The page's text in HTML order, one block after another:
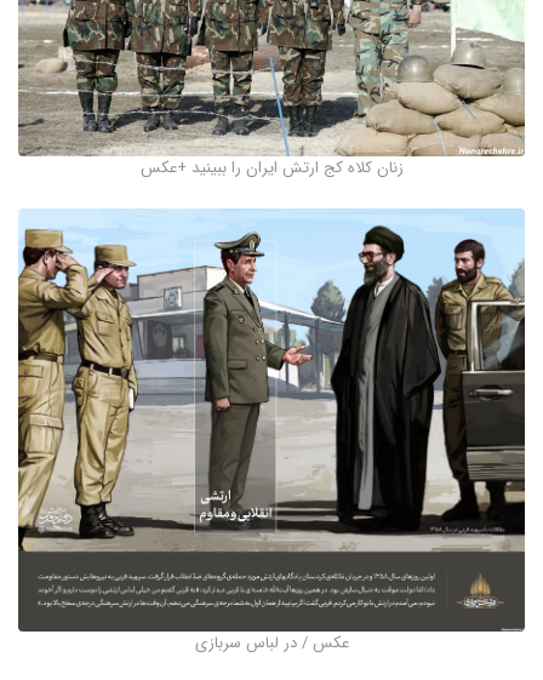
زنان کلاه کج ارتش ایران را ببینید +عکس
عکس / در لباس سربازی